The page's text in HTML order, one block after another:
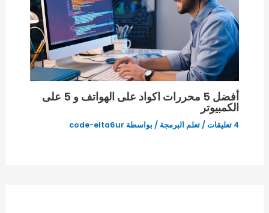
أفضل 5 محررات اكواد على الهواتف و 5 على
الكمبيوتر
4 تعليقات / تعلم البرمجة / بواسطة code-elta6ur